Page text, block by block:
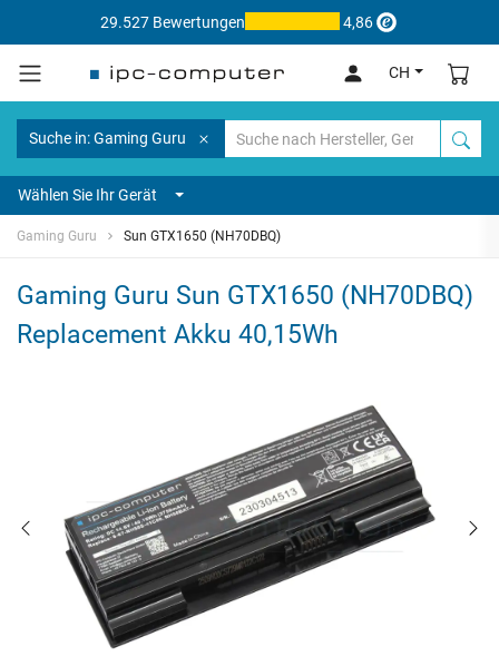
29.527 Bewertungen 4,86
CH
Suche in: Gaming Guru
Wählen Sie Ihr Gerät
Gaming Guru Sun GTX1650 (NH70DBQ)
Gaming Guru Sun GTX1650 (NH70DBQ)
Replacement Akku 40,15Wh